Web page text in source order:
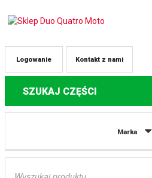
Kontakt z nami
Logowanie
SZUKAJ CZĘŚCI
Marka
Wyszukiwarka
Części do quadów Polaris
500 4X4 01-12 ALL BALLS